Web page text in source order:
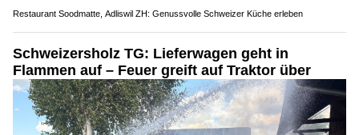
Restaurant Soodmatte, Adliswil ZH: Genussvolle Schweizer Küche erleben
Schweizersholz TG: Lieferwagen geht in
Flammen auf – Feuer greift auf Traktor über